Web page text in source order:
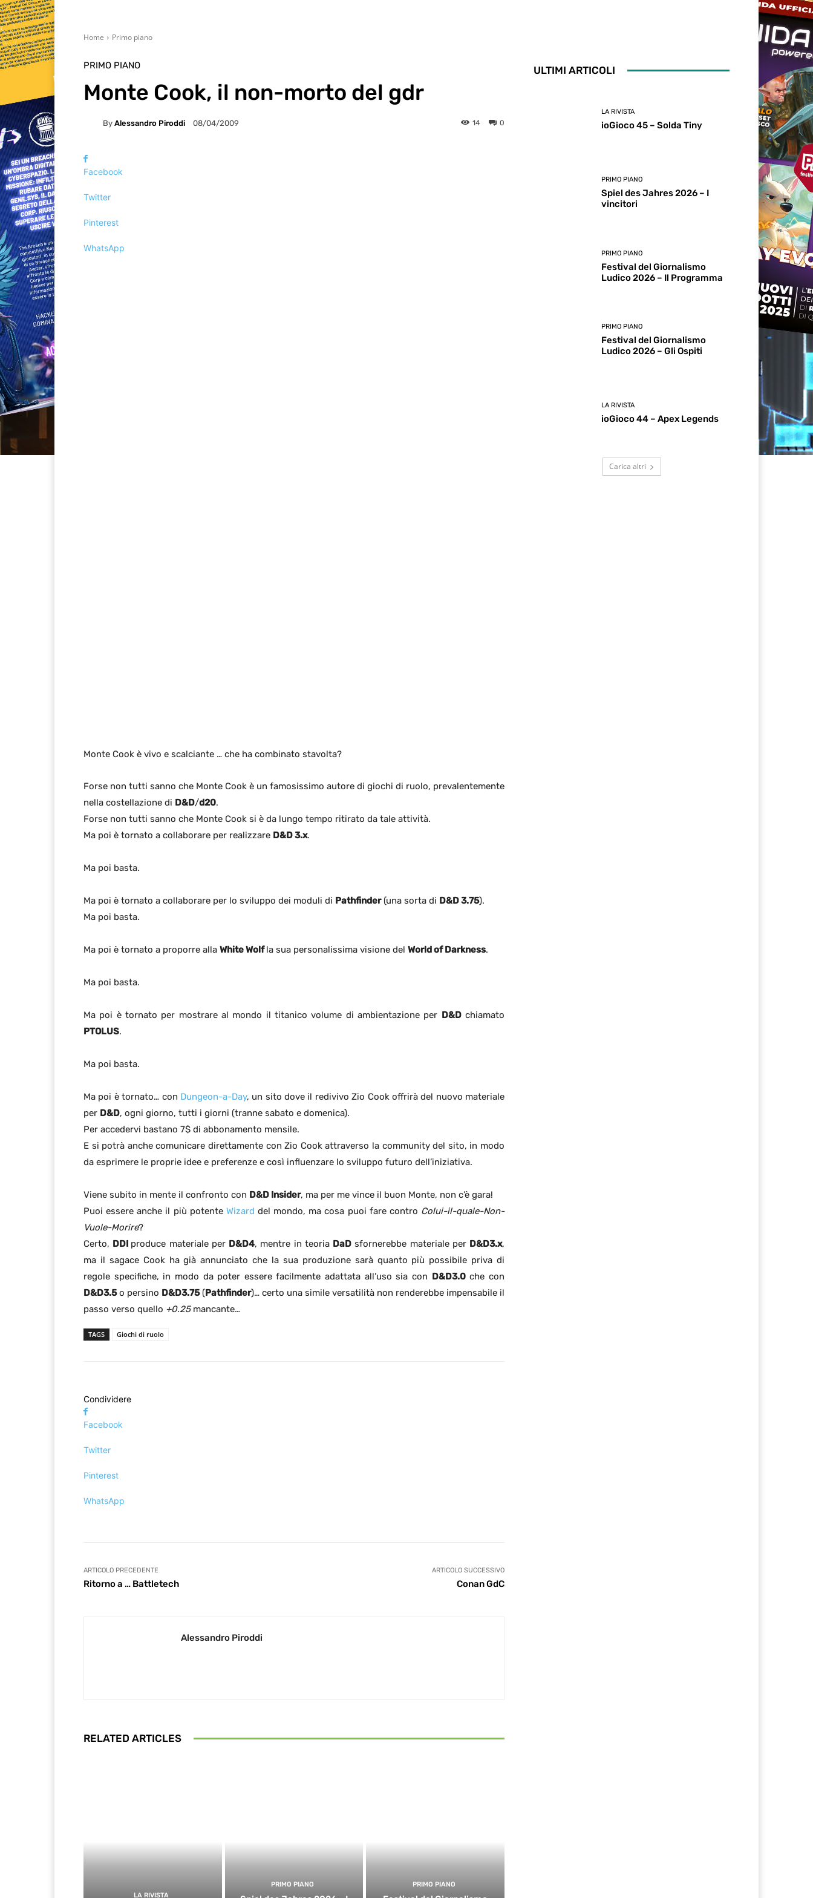
Home Primo piano
PRIMO PIANO
Monte Cook, il non-morto del gdr
By Alessandro Piroddi 08/04/2009 0
14
Facebook
Twitter
Pinterest
WhatsApp
Monte Cook è vivo e scalciante … che ha combinato stavolta?
Forse non tutti sanno che Monte Cook è un famosissimo autore di giochi di ruolo, prevalentemente
nella costellazione di D&D/d20.
Forse non tutti sanno che Monte Cook si è da lungo tempo ritirato da tale attività.
Ma poi è tornato a collaborare per realizzare D&D 3.x.
Ma poi basta.
Ma poi è tornato a collaborare per lo sviluppo dei moduli di Pathfinder(una sorta di D&D 3.75).
Ma poi basta.
Ma poi è tornato a proporre alla White Wolfla sua personalissima visione del World of Darkness.
Ma poi basta.
Ma poi è tornato per mostrare al mondo il titanico volume di ambientazione per D&Dchiamato
PTOLUS.
Ma poi basta.
Ma poi è tornato… con Dungeon-a-Day, un sito dove il redivivo Zio Cook offrirà del nuovo materiale
per D&D, ogni giorno, tutti i giorni (tranne sabato e domenica).
Per accedervi bastano 7$ di abbonamento mensile.
E si potrà anche comunicare direttamente con Zio Cook attraverso la community del sito, in modo
da esprimere le proprie idee e preferenze e così influenzare lo sviluppo futuro dell’iniziativa.
Viene subito in mente il confronto con D&D Insider, ma per me vince il buon Monte, non c’è gara!
Puoi essere anche il più potente Wizard del mondo, ma cosa puoi fare contro Colui-il-quale-Non-
Vuole-Morire?
Certo, DDI produce materiale per D&D4, mentre in teoria DaD sfornerebbe materiale per D&D3.x,
ma il sagace Cook ha già annunciato che la sua produzione sarà quanto più possibile priva di
regole specifiche, in modo da poter essere facilmente adattata all’uso sia con D&D3.0che con
D&D3.5o persino D&D3.75(Pathfinder)… certo una simile versatilità non renderebbe impensabile il
passo verso quello +0.25mancante…
TAGS Giochi di ruolo
Condividere
Facebook
Twitter
Pinterest
WhatsApp
ARTICOLO PRECEDENTE
Ritorno a … Battletech
ARTICOLO SUCCESSIVO
Conan GdC
Alessandro Piroddi
RELATED ARTICLES
LA RIVISTA
PRIMO PIANO PRIMO PIANO
ULTIMI ARTICOLI
LA RIVISTA
ioGioco 45 – Solda Tiny
PRIMO PIANO
Spiel des Jahres 2026 – I
vincitori
PRIMO PIANO
Festival del Giornalismo
Ludico 2026 – Il Programma
PRIMO PIANO
Festival del Giornalismo
Ludico 2026 – Gli Ospiti
LA RIVISTA
ioGioco 44 – Apex Legends
Carica altri